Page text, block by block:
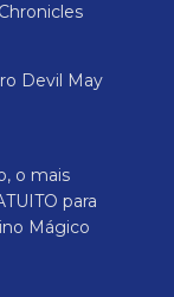
Devil May
o mais
para
Mágico